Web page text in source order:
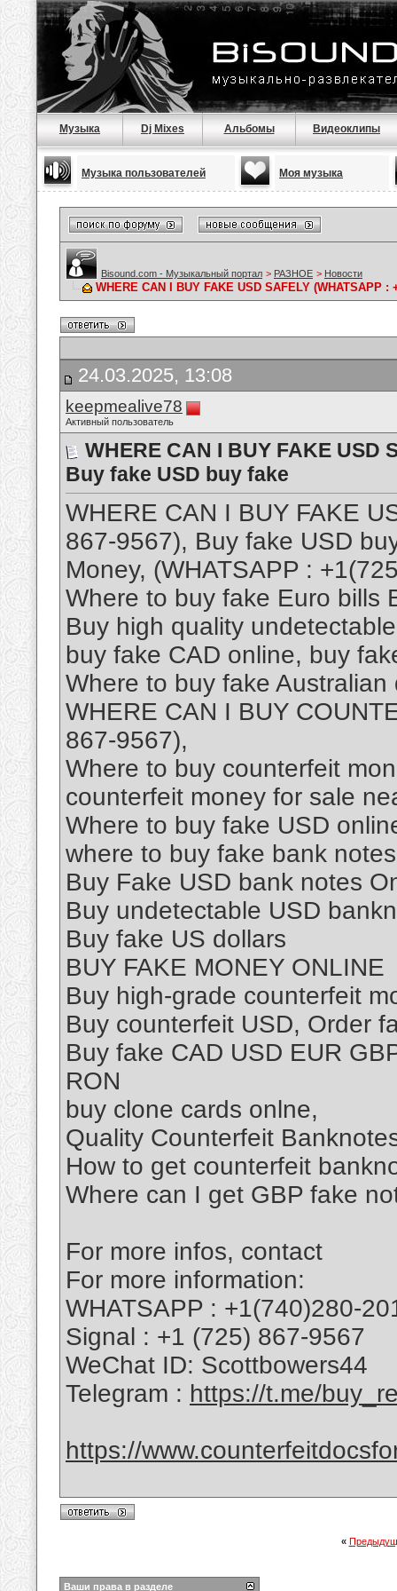
Музыка Dj Mixes Альбомы Видеоклипы
Музыка пользователей Моя музыка
Bisound.com - Музыкальный портал > РАЗНОЕ > Новости
WHERE CAN I BUY FAKE USD SAFELY (WHATSAPP :
24.03.2025, 13:08
keepmealive78
Активный пользователь
WHERE CAN I BUY FAKE USD
Buy fake USD buy fake
WHERE CAN I BUY FAKE
867-9567), Buy fake USD
Money, (WHATSAPP :
Where to buy fake Euro bills
Buy high quality
buy fake CAD online, buy
Where to buy fake
WHERE CAN I BUY
867-9567),
Where to buy counterfeit
counterfeit money for sale
Where to buy fake USD
where to buy fake bank
Buy Fake USD bank notes
Buy undetectable USD
Buy fake US dollars
BUY FAKE MONEY ONLINE
Buy high-grade counterfeit
Buy counterfeit USD, Order
Buy fake CAD USD EUR
RON
buy clone cards onlne,
Quality Counterfeit
How to get counterfeit
Where can I get GBP fake
For more infos, contact
For more information:
WHATSAPP : +1(740)280-
Signal : +1 (725) 867-9567
WeChat ID: Scottbowers44
Telegram : https://t.me/
https://
«
Ваши права в разделе